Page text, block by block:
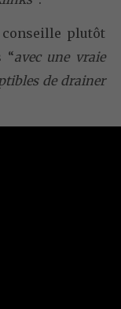
plutôt
“avec une vraie
de drainer